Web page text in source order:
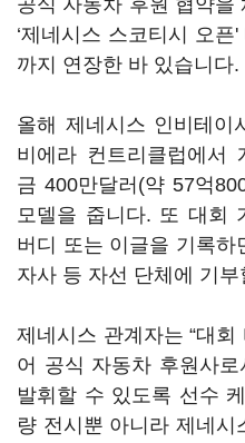
공식 자동차 후원 협약을
‘제네시스 스코티시 오
까지 연장한 바 있습니다.
올해 제네시스 인비테이
비에라 컨트리클럽에서
금 400만달러(약 57억
모델을 줍니다. 또 대회
버디 또는 이글을 기록하
자사 등 자선 단체에 기
제네시스 관계자는 “대
어 공식 자동차 후원사
발휘할 수 있도록 선수
량 전시뿐 아니라 제네